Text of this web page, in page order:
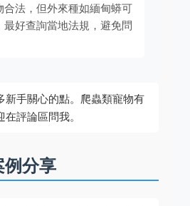
合法，但外來種如緬甸蟒可
最好查詢當地法規，避免問
新手關心的點。爬蟲類寵物有
評論區問我。
分享